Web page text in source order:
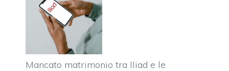
Mancato matrimonio tra Iliad e le